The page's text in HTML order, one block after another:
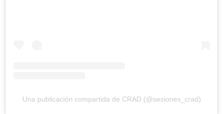
Una publicación compartida de CRAD (@sesiones_crad)